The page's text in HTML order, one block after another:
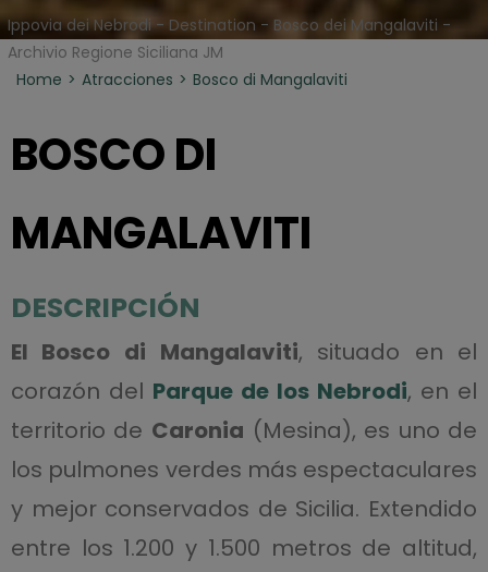
Ippovia dei Nebrodi - Destination - Bosco dei Mangalaviti -
Archivio Regione Siciliana JM
Home
Atracciones Bosco di Mangalaviti
BOSCO DI
MANGALAVITI
DESCRIPCIÓN
El Bosco di Mangalaviti, situado en el
corazón del Parque de los Nebrodi, en el
territorio de Caronia (Mesina), es uno de
los pulmones verdes más espectaculares
y mejor conservados de Sicilia. Extendido
entre los 1.200 y 1.500 metros de altitud,